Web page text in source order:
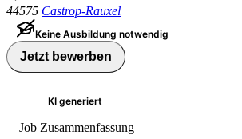
44575 Castrop-Rauxel
Keine Ausbildung notwendig
Jetzt bewerben
KI generiert
Job Zusammenfassung